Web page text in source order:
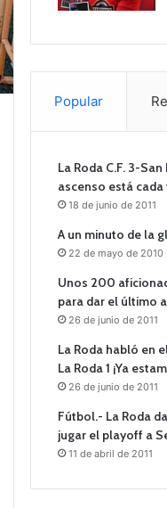
Popular
La Roda C.F. 3-
ascenso está
18 de junio de 2011
A un minuto de la
22 de mayo de 2010
Unos 200
para dar el último
26 de junio de 2011
La Roda habló en
La Roda 1 ¡Ya
26 de junio de 2011
Fútbol.- La Roda
jugar el playoff a
11 de abril de 2011